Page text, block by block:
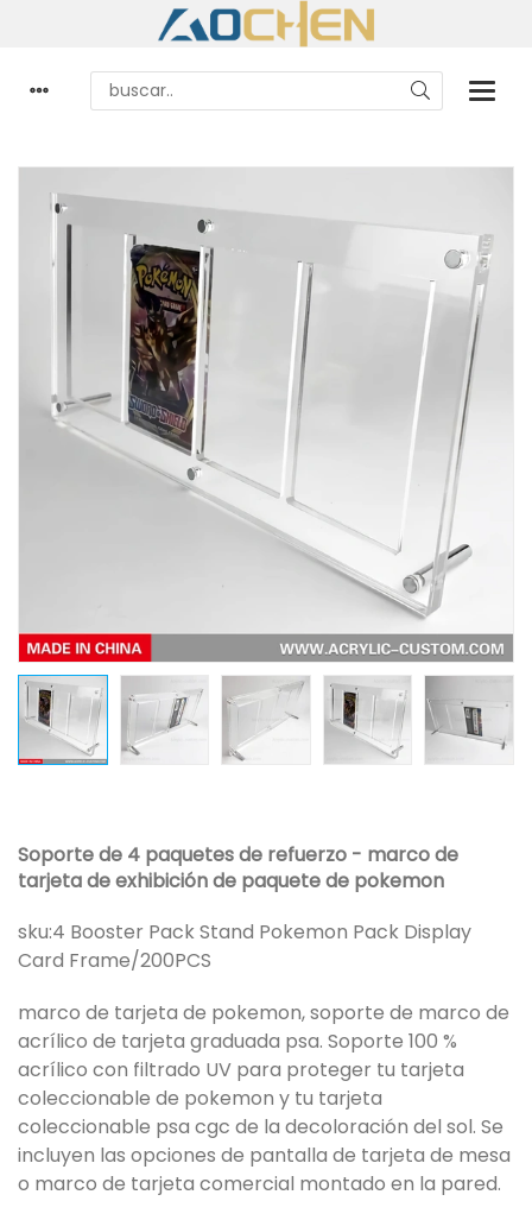
Soporte de 4 paquetes de refuerzo - marco de
tarjeta de exhibición de paquete de pokemon
sku:4 Booster Pack Stand Pokemon Pack Display
Card Frame/200PCS
marco de tarjeta de pokemon, soporte de marco de
acrílico de tarjeta graduada psa. Soporte 100 %
acrílico con filtrado UV para proteger tu tarjeta
coleccionable de pokemon y tu tarjeta
coleccionable psa cgc de la decoloración del sol. Se
incluyen las opciones de pantalla de tarjeta de mesa
o marco de tarjeta comercial montado en la pared.